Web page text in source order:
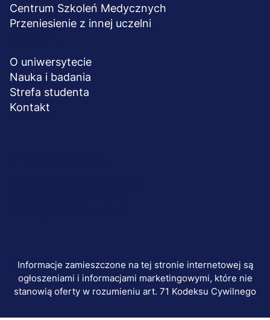
Centrum Szkoleń Medycznych
Przeniesienie z innej uczelni
O uniwersytecie
Nauka i badania
Strefa studenta
Kontakt
Informacje zamieszczone na tej stronie internetowej są
ogłoszeniami i informacjami marketingowymi, które nie
stanowią oferty w rozumieniu art. 71 Kodeksu Cywilnego